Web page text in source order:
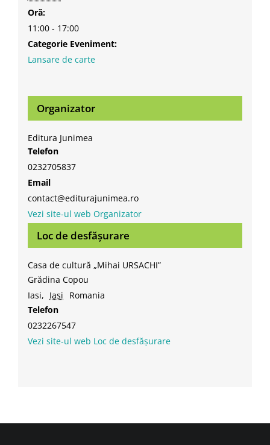
Oră:
11:00 - 17:00
Categorie Eveniment:
Lansare de carte
Loc de desfășurare
Casa de cultură „Mihai URSACHI”
Grădina Copou
Iasi, Iasi
Romania
Telefon
0232267547
Vezi site-ul web Loc de desfășurare
Organizator
Editura Junimea
Telefon
0232705837
Email
contact@editurajunimea.ro
Vezi site-ul web Organizator